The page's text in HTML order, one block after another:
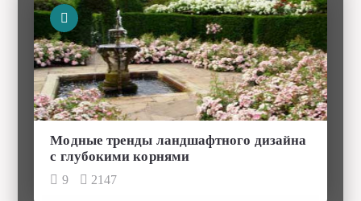
Модные тренды ландшафтного дизайна
с глубокими корнями
9 2147